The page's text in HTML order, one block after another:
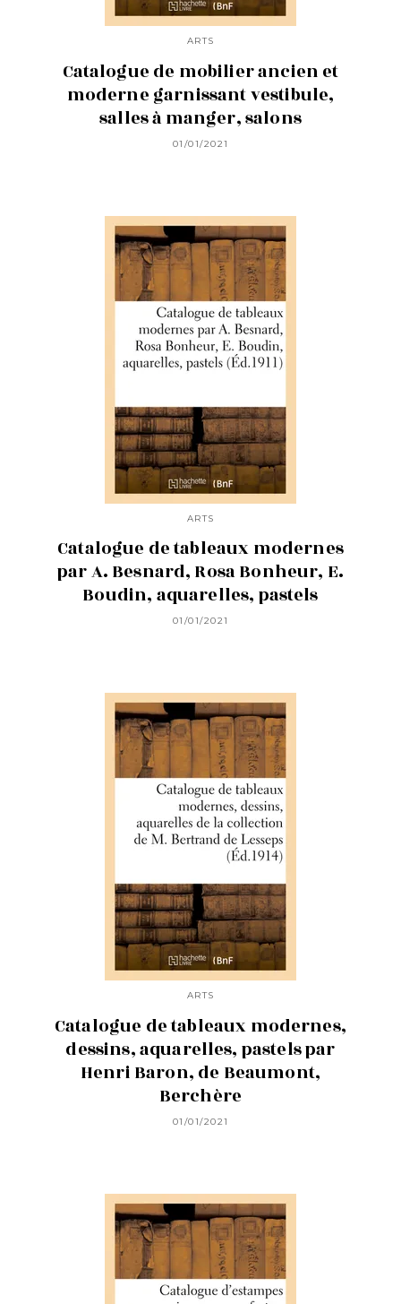
ARTS
Catalogue de mobilier ancien et
moderne garnissant vestibule,
salles à manger, salons
01/01/2021
ARTS
Catalogue de tableaux modernes
par A. Besnard, Rosa Bonheur, E.
Boudin, aquarelles, pastels
01/01/2021
ARTS
Catalogue de tableaux modernes,
dessins, aquarelles, pastels par
Henri Baron, de Beaumont,
Berchère
01/01/2021